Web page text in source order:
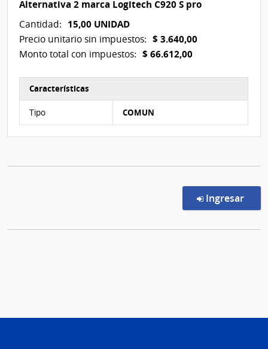
Alternativa 2 marca Logitech C920 S pro
Cantidad: 15,00 UNIDAD
Precio unitario sin impuestos: $ 3.640,00
Monto total con impuestos: $ 66.612,00
Características
Tipo COMUN
Ingresar